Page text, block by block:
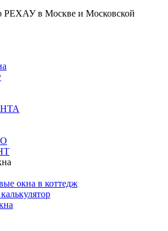
РЕХАУ в Москве и Московской
окна в коттедж